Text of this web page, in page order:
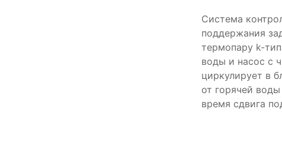
Система
поддержания
термопару k-
воды и насос с
циркулирует в
от горячей
время сдвига